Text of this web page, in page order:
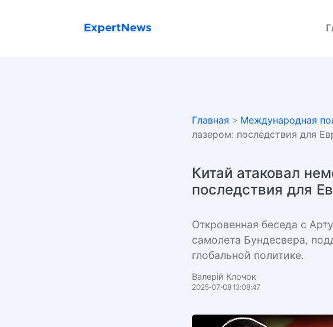
ExpertNews
Главная > Международная
лазером: последствия для
Китай атаковал
последствия для
Откровенная беседа с
самолета Бундесвера,
глобальной политике.
Валерій Клочок
2025-07-08 13:08:47